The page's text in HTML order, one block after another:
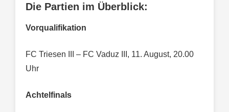
Die Partien im Überblick:
Vorqualifikation
FC Triesen III – FC Vaduz III, 11. August, 20.00
Uhr
Achtelfinals